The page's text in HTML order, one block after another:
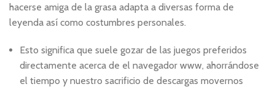
hacerse amiga de la grasa adapta a diversas forma de
leyenda así­ como costumbres personales.
Esto significa que suele gozar de las juegos preferidos
directamente acerca de el navegador www, ahorrándose
el tiempo y nuestro sacrificio de descargas movernos